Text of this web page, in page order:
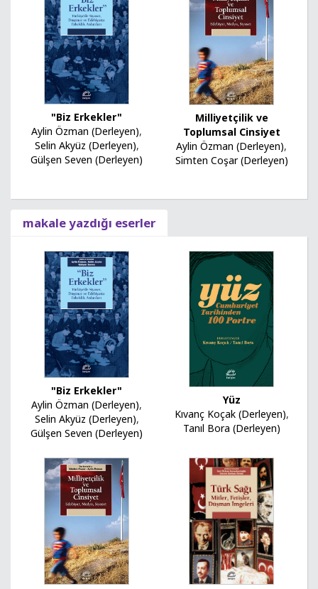
"Biz Erkekler"
Aylin Özman (Derleyen),
Selin Akyüz (Derleyen),
Gülşen Seven (Derleyen)
Milliyetçilik ve
Toplumsal Cinsiyet
Aylin Özman (Derleyen),
Simten Coşar (Derleyen)
makale yazdığı eserler
"Biz Erkekler"
Aylin Özman (Derleyen),
Selin Akyüz (Derleyen),
Gülşen Seven (Derleyen)
Yüz
Kıvanç Koçak (Derleyen),
Tanıl Bora (Derleyen)